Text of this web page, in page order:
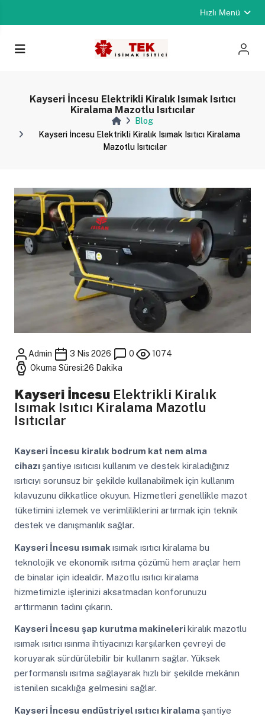
Hızlı Menü
Kayseri İncesu Elektrikli Kiralık Isımak Isıtıcı
Kiralama Mazotlu Isıtıcılar
Blog
Kayseri İncesu Elektrikli Kiralık Isımak Isıtıcı Kiralama
Mazotlu Isıtıcılar
Admin 3 Nis 2026 0
1074
Okuma Süresi:26 Dakika
Kayseri İncesuElektrikli Kiralık
Isımak Isıtıcı Kiralama Mazotlu
Isıtıcılar
Kayseri İncesu kiralık bodrum kat nem alma
cihazı şantiye ısıtıcısı kullanım ve destek kiraladığınız
ısıtıcıyı sorunsuz bir şekilde kullanabilmek için kullanım
kılavuzunu dikkatlice okuyun. Hizmetleri genellikle mazot
tüketimini izlemek ve verimliliklerini artırmak için teknik
destek ve danışmanlık sağlar.
Kayseri İncesu ısımak ısımak ısıtıcı kiralama bu
teknolojik ve ekonomik ısıtma çözümü hem araçlar hem
de binalar için idealdir. Mazotlu ısıtıcı kiralama
hizmetimizle işlerinizi aksatmadan konforunuzu
arttırmanın tadını çıkarın.
Kayseri İncesu şap kurutma makinelerikiralık mazotlu
ısımak ısıtıcı ısınma ihtiyacınızı karşılarken çevreyi de
koruyarak sürdürülebilir bir kullanım sağlar. Yüksek
performanslı ısıtma sağlayarak hızlı bir şekilde mekânın
istenilen sıcaklığa gelmesini sağlar.
Kayseri İncesu endüstriyel ısıtıcı kiralama şantiye